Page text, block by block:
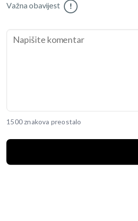
Važna obavijest !
1500 znakova preostalo